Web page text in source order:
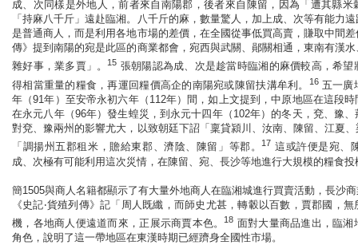
成、次同樣是外地人，前者來自南陽郡，後者來自陳留，因為「遭其縣
「持麻八千斤」遠赴臨湘。八千斤的麻，數量驚人，加上成、次等有能力
是普通商人，而是利用各地市場的差價，在全國從事低買高賣，賺取中間
傳》提到南陽的宛是此區的商業都會，宛西與武關、鄖關相通，東南有漢
雜好事，業多賈」。15 張朝陽認為成、次是趁當時臨湘的麻價較高，希
得相當重量的糧食，再運回糧價高企的南陽宛或陳留扶溝牟利。
16五一廣
年（91年）至安帝永初六年（112年）間，如上文提到，中原地區在這段
在永元八年（96年）發生蝗災，到永元十四年（102年）的冬天，兗、豫
對兗、豫兩州的影響尤大，以致朝廷下詔「稟貸潁川、汝南、陳留、江夏
「調揚州五郡租米，贍給東郡、濟陰、陳留」等郡。17 這或許便是宛、
成、次極有可能利用這次災情，在陳留、宛、長沙等地進行大規模的糧食投
簡1505與商人名籍都顯示了有大量外地商人在臨湘城進行買賣活動，長沙
《史記‧貨殖列傳》記「周人既纖，而師史尤甚，轉轂以百數，賈郡國，
機，各地商人便遠道而來，正展示商賈本色。18 面對大量商品進出，臨
角色，說明了這一帶地區在東漢時期已經躋身全國性市場。